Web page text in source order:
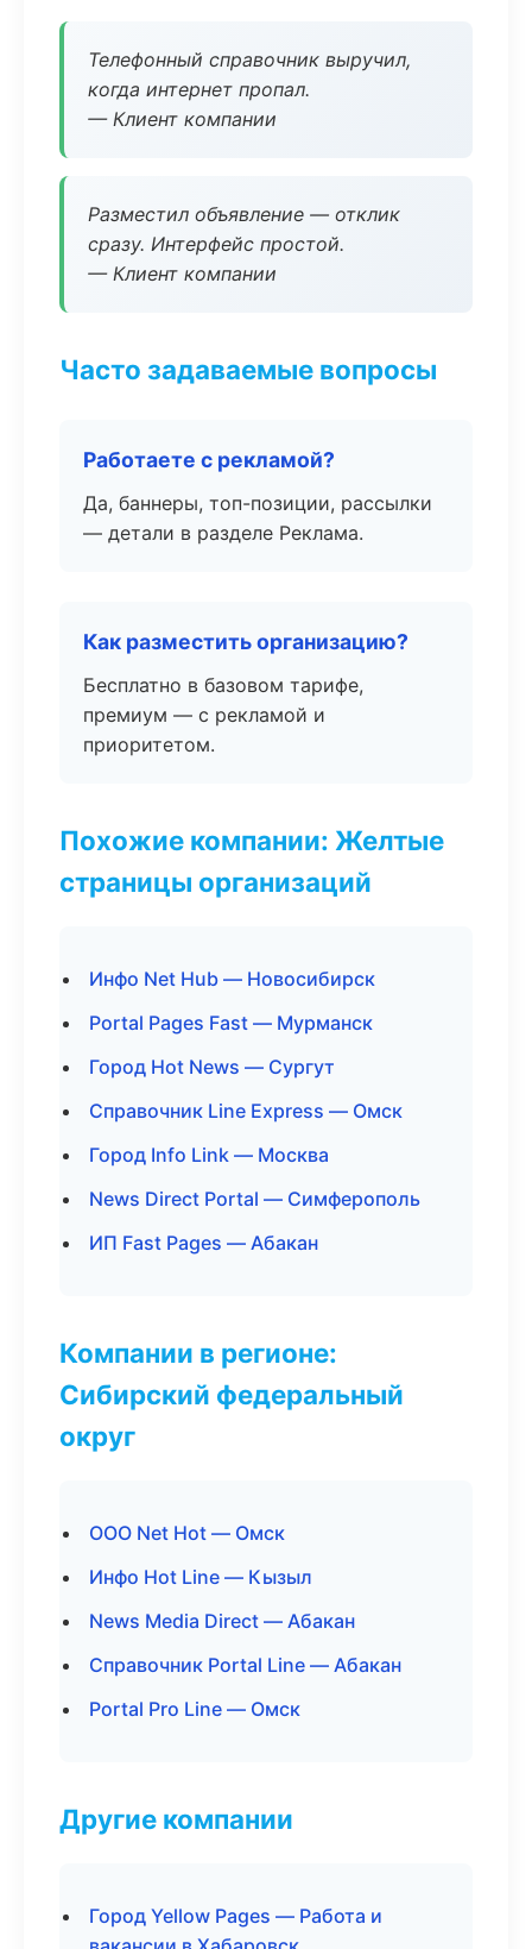
Телефонный справочник выручил,
когда интернет пропал.
— Клиент компании
Разместил объявление — отклик
сразу. Интерфейс простой.
— Клиент компании
Часто задаваемые вопросы
Работаете с рекламой?
Да, баннеры, топ-позиции, рассылки
— детали в разделе Реклама.
Как разместить организацию?
Бесплатно в базовом тарифе,
премиум — с рекламой и
приоритетом.
Похожие компании: Желтые
страницы организаций
Инфо Net Hub — Новосибирск
Portal Pages Fast — Мурманск
Город Hot News — Сургут
Справочник Line Express — Омск
Город Info Link — Москва
News Direct Portal — Симферополь
ИП Fast Pages — Абакан
Компании в регионе:
Сибирский федеральный
округ
ООО Net Hot — Омск
Инфо Hot Line — Кызыл
News Media Direct — Абакан
Справочник Portal Line — Абакан
Portal Pro Line — Омск
Другие компании
Город Yellow Pages — Работа и